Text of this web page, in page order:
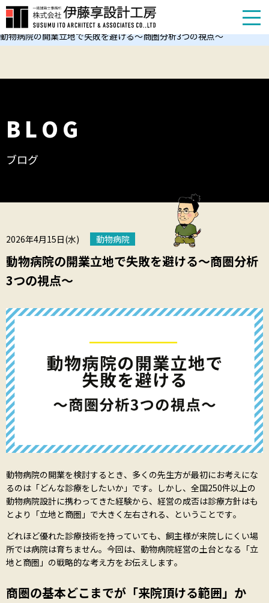
TOP
お知らせ
動物病院の開業立地で失敗を避ける〜商圏分析3つの視点〜
BLOG
ブログ
2026年4月15日(水) 動物病院
動物病院の開業立地で失敗を避ける〜商圏分析
3つの視点〜
動物病院の開業を検討するとき、多くの先生方が最初にお考えにな
るのは「どんな診療をしたいか」です。しかし、全国250件以上の
動物病院設計に携わってきた経験から、経営の成否は診療方針はも
とより「立地と商圏」で大きく左右される、ということです。
どれほど優れた診療技術を持っていても、飼主様が来院しにくい場
所では病院は育ちません。今回は、動物病院経営の土台となる「立
地と商圏」の戦略的な考え方をお伝えします。
商圏の基本――どこまでが「来院頂ける範囲」か